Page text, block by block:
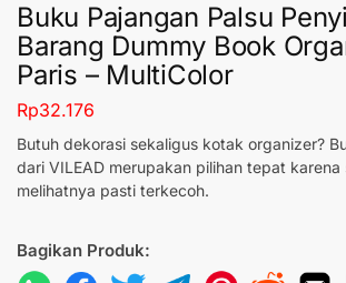
Buku Pajangan Palsu
Barang Dummy Book
Paris – MultiColor
Rp32.176
Butuh dekorasi sekaligus kotak organizer?
dari VILEAD merupakan pilihan tepat
melihatnya pasti terkecoh.
Bagikan Produk: